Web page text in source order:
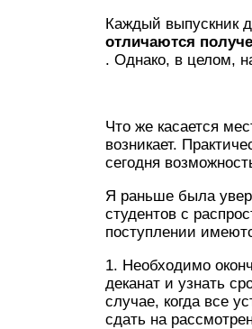
Каждый выпускник
отличаются
. Однако, в целом,
Что же касается
возникает.
сегодня
Я раньше была
студентов с
поступлении
1. Необходимо
деканат и узнать
случае, когда все
сдать на